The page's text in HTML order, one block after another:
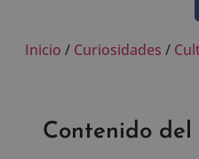
Inicio / Curiosidades /
Contenido